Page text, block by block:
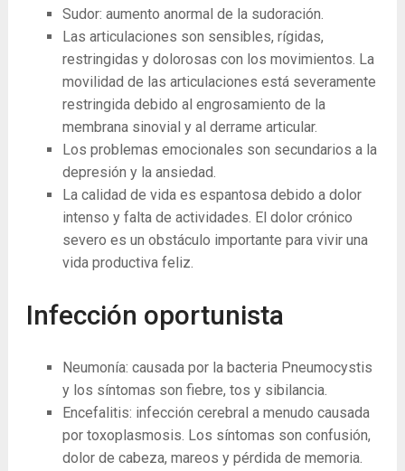
Sudor: aumento anormal de la sudoración.
Las articulaciones son sensibles, rígidas,
restringidas y dolorosas con los movimientos. La
movilidad de las articulaciones está severamente
restringida debido al engrosamiento de la
membrana sinovial y al derrame articular.
Los problemas emocionales son secundarios a la
depresión y la ansiedad.
La calidad de vida es espantosa debido a dolor
intenso y falta de actividades. El dolor crónico
severo es un obstáculo importante para vivir una
vida productiva feliz.
Infección oportunista
Neumonía: causada por la bacteria Pneumocystis
y los síntomas son fiebre, tos y sibilancia.
Encefalitis: infección cerebral a menudo causada
por toxoplasmosis. Los síntomas son confusión,
dolor de cabeza, mareos y pérdida de memoria.